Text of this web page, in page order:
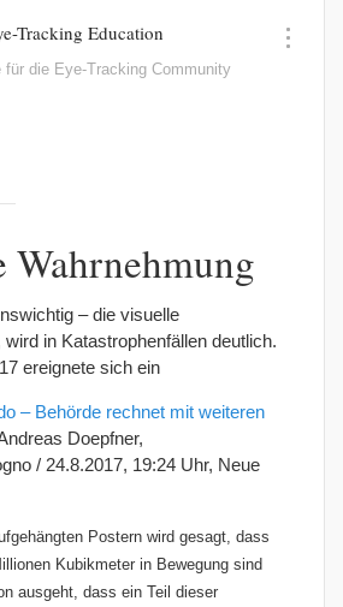
Tracking Education
für die Eye-Tracking Community
Wahrnehmung
– die visuelle
in Katastrophenfällen deutlich.
ereignete sich ein
– Behörde rechnet mit weiteren
Doepfner,
/ 24.8.2017, 19:24 Uhr, Neue
Postern wird gesagt, dass
Kubikmeter in Bewegung sind
ausgeht, dass ein Teil dieser